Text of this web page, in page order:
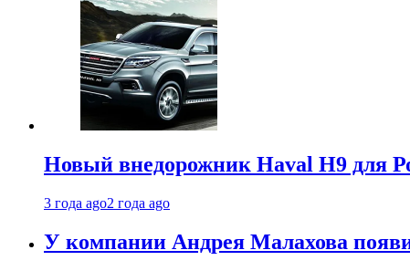
Новый внедорожник Haval H9 для
3 года ago2 года ago
У компании Андрея Малахова